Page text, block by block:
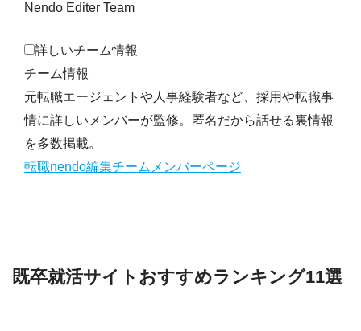
Nendo Editer Team
詳しいチーム情報
チーム情報
元転職エージェントや人事経験者など、採用や転職事
情に詳しいメンバーが監修。匿名だから話せる裏情報
を多数掲載。
転職nendo編集チームメンバーページ
既卒就活サイトおすすめランキング11選